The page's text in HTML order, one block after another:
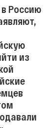
Россию
из